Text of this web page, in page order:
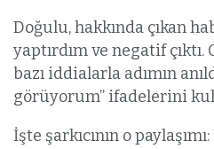
Doğulu, hakkında çıkan
yaptırdım ve negatif
bazı iddialarla adımın
görüyorum” ifadelerini
İşte şarkıcının o paylaşımı: